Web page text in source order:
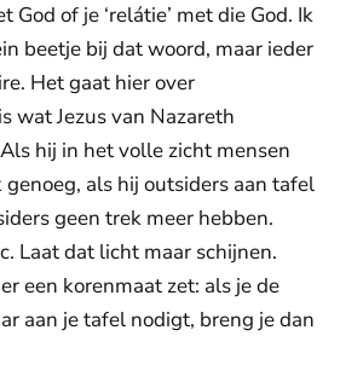
God of je ‘relátie’ met die God. Ik
beetje bij dat woord, maar ieder
Het gaat hier over
wat Jezus van Nazareth
hij in het volle zicht mensen
als hij outsiders aan tafel
geen trek meer hebben.
Laat dat licht maar schijnen.
een korenmaat zet: als je de
aan je tafel nodigt, breng je dan